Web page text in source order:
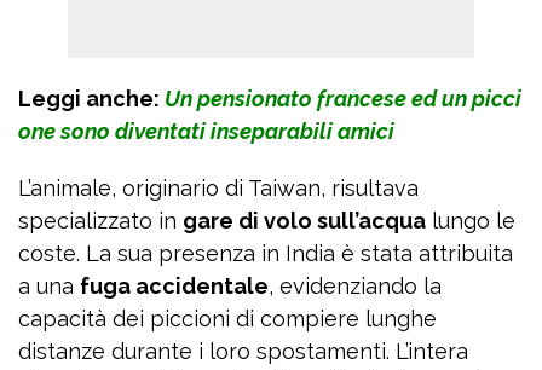
Leggi anche: Un pensionato francese ed un picci
one sono diventati inseparabili amici
L’animale, originario di Taiwan, risultava
specializzato in gare di volo sull’acqua lungo le
coste. La sua presenza in India è stata attribuita
a una fuga accidentale, evidenziando la
capacità dei piccioni di compiere lunghe
distanze durante i loro spostamenti. L’intera